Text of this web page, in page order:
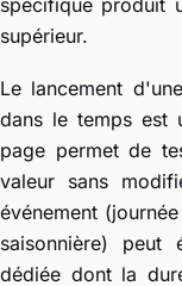
spécifique produit
supérieur.
Le lancement
dans le temps est
page permet de
valeur sans
événement
saisonnière) peut
dédiée dont la